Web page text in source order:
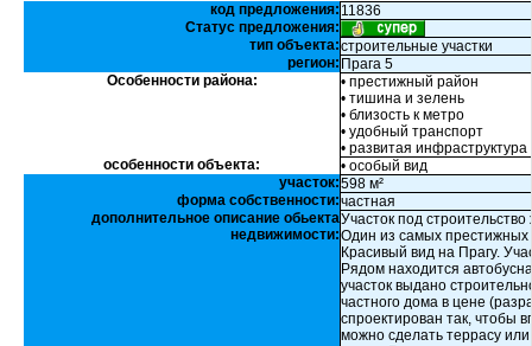
код предложения: 11836
Статус предложения:
тип объекта:строительные участки
регион: Прага 5
Особенности района:
• престижный район
• тишина и зелень
• близость к метро
• удобный транспорт
• развитая инфраструктура
особенности объекта:
• особый вид
участок:598 м²
форма собственности:частная
дополнительное описание обьекта
недвижимости:
Участок под
Один из самых престижных
Красивый вид на Прагу.
Рядом находится
участок выдано
частного дома в цене
спроектирован так, чтобы
можно сделать террасу